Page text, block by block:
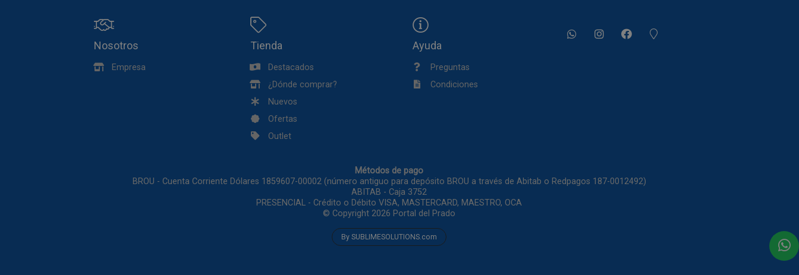
Nosotros
Empresa
Tienda
Destacados
¿Dónde comprar?
Nuevos
Ofertas
Outlet
Ayuda
Preguntas
Condiciones
Métodos de pago
BROU - Cuenta Corriente Dólares 1859607-00002 (número antiguo para depósito BROU a través de Abitab o Redpagos 187-0012492)
ABITAB - Caja 3752
PRESENCIAL - Crédito o Débito VISA, MASTERCARD, MAESTRO, OCA
© Copyright 2026 Portal del Prado
By SUBLIMESOLUTIONS.com